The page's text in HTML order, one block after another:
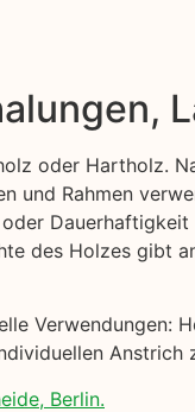
oder Hartholz.
und Rahmen
des Holzes gibt
Verwendungen:
Anstrich
Berlin.